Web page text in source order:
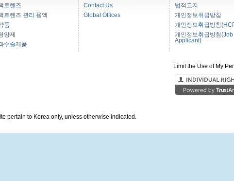
트렌즈
트렌즈 관리 용액
품
양제
수술제품
Contact Us
Global Offices
법적고지
개인정보취급방침
개인정보취급방침
개인정보취급방침(Job
Applicant)
Limit the Use of My
pertain to Korea only, unless otherwise indicated.